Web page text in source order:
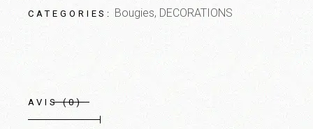
CATEGORIES: Bougies, DECORATIONS
AVIS (0)